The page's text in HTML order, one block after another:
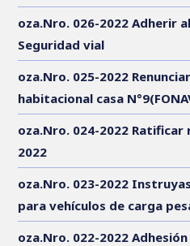
oza.Nro. 026-2022 Adherir
Seguridad vial
oza.Nro. 025-2022
habitacional casa
oza.Nro. 024-2022 Ratificar
2022
oza.Nro. 023-2022
para vehículos de carga
oza.Nro. 022-2022